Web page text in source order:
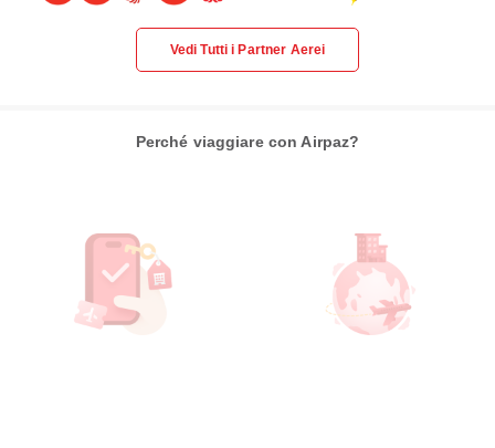
Vedi Tutti i Partner Aerei
Perché viaggiare con Airpaz?